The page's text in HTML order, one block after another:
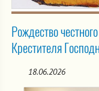
Рождество
Крестителя
18.06.2026